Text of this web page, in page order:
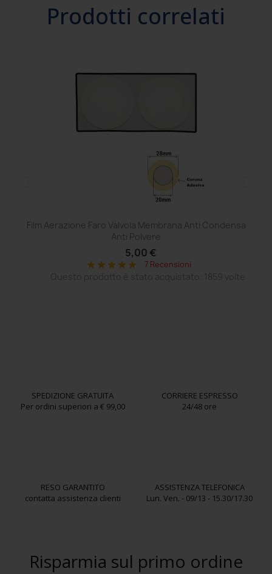
Prodotti correlati
Film Aerazione Faro Valvola Membrana Anti Condensa
Anti Polvere
5,00 €
star star star star star 7 Recensioni
SPEDIZIONE GRATUITA
Per ordini superiori a € 99,00
CORRIERE ESPRESSO
24/48 ore
RESO GARANTITO
contatta assistenza clienti
ASSISTENZA TELEFONICA
Lun. Ven. - 09/13 - 15.30/17.30
Risparmia sul primo ordine